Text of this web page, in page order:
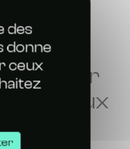
des
donne
ceux
nos
face aux